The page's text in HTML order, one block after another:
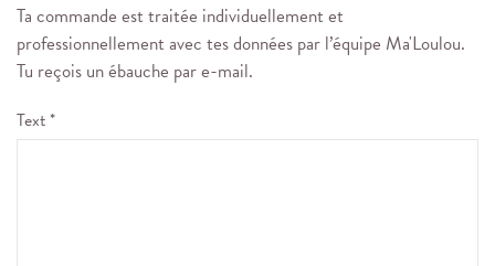
Ta commande est traitée individuellement et
professionnellement avec tes données par l’équipe Ma'Loulou.
Tu reçois un ébauche par e-mail.
Text *